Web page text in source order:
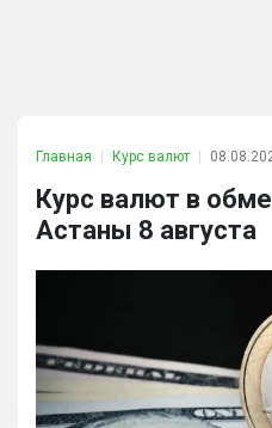
Главная Курс валют
Курс валют в
Астаны 8 августа